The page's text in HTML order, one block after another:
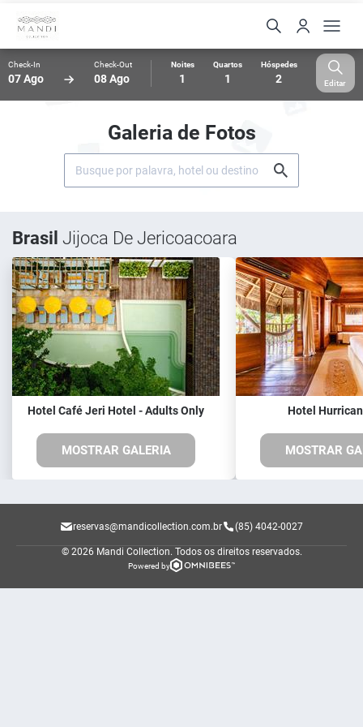
Check-In
07 Ago
Check-Out
08 Ago
Noites
1
Quartos
1
Hóspedes
2 Editar
Galeria de Fotos
Brasil Jijoca De Jericoacoara
Hotel Café Jeri Hotel - Adults Only
MOSTRAR GALERIA
Hotel
MOSTRAR
reservas@mandicollection.com.br (85) 4042-0027
© 2026 Mandi Collection. Todos os direitos reservados.
Powered by